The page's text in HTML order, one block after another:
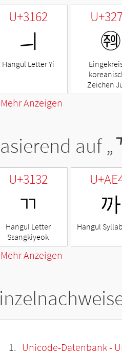
U+3162
ㅢ
Hangul Letter Yi
㉽
Zeichen
Mehr Anzeigen
auf „
U+3132
ㄲ
Hangul Letter
Ssangkiyeok
까
Hangul
Mehr Anzeigen
Unicode-Datenbank -